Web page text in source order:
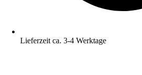
Lieferzeit ca. 3-4 Werktage